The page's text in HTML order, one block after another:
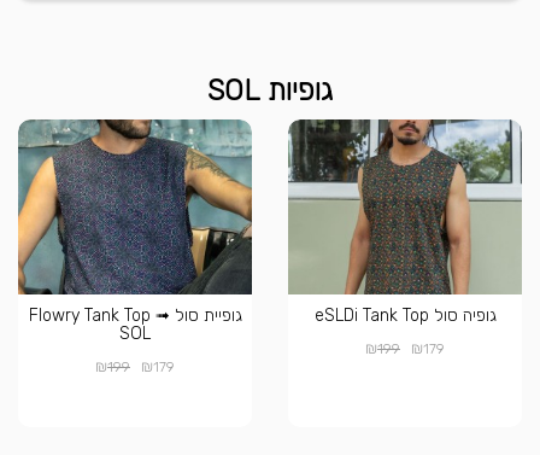
גופיות SOL
גופיה סול eSLDi Tank Top
₪179
₪199
גופיית סול Flowry Tank Top ➟
SOL
₪179
₪199